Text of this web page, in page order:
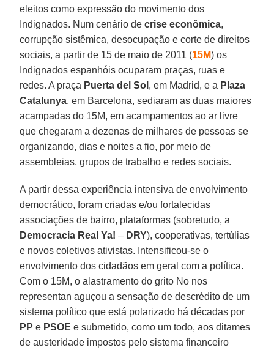
eleitos como expressão do movimento dos
Indignados. Num cenário decrise econômica,
corrupção sistêmica, desocupação e corte de direitos
sociais, a partir de 15 de maio de 2011 (15M) os
Indignados espanhóis ocuparam praças, ruas e
redes. A praça Puerta del Sol , em Madrid, e a Plaza
Catalunya, em Barcelona, sediaram as duas maiores
acampadas do 15M, em acampamentos ao ar livre
que chegaram a dezenas de milhares de pessoas se
organizando, dias e noites a fio, por meio de
assembleias, grupos de trabalho e redes sociais.
A partir dessa experiência intensiva de envolvimento
democrático, foram criadas e/ou fortalecidas
associações de bairro, plataformas (sobretudo, a
Democracia Real Ya! – DRY), cooperativas, tertúlias
e novos coletivos ativistas. Intensificou-se o
envolvimento dos cidadãos em geral com a política.
Com o 15M, o alastramento do grito No nos
representan aguçou a sensação de descrédito de um
sistema político que está polarizado há décadas por
PP e PSOE e submetido, como um todo, aos ditames
de austeridade impostos pelo sistema financeiro